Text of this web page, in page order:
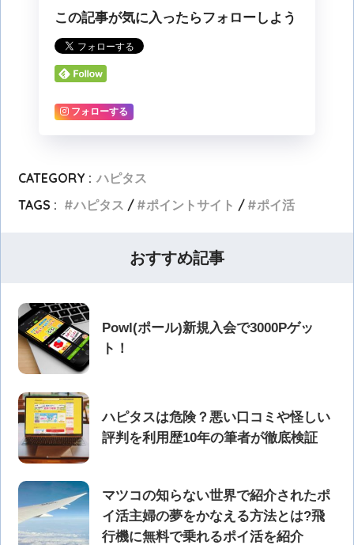
この記事が気に入ったらフォローしよう
フォローする
CATEGORY : ハピタス
TAGS :
ハピタス ポイントサイト ポイ活
おすすめ記事
Powl(ポール)新規入会で3000Pゲッ
ト！
ハピタスは危険？悪い口コミや怪しい
評判を利用歴10年の筆者が徹底検証
マツコの知らない世界で紹介されたポ
イ活主婦の夢をかなえる方法とは?飛
行機に無料で乗れるポイ活を紹介